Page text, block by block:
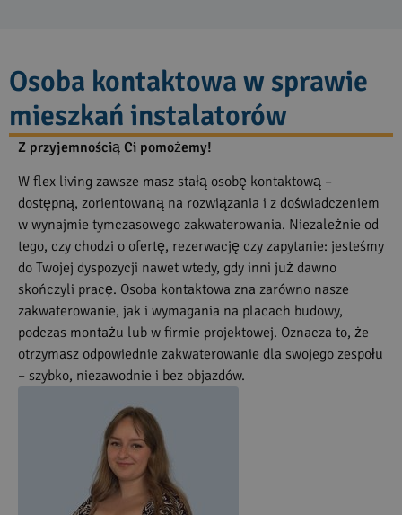
Osoba kontaktowa w sprawie
mieszkań instalatorów
Z przyjemnością Ci pomożemy!
W flex living zawsze masz stałą osobę kontaktową –
dostępną, zorientowaną na rozwiązania i z doświadczeniem
w wynajmie tymczasowego zakwaterowania. Niezależnie od
tego, czy chodzi o ofertę, rezerwację czy zapytanie: jesteśmy
do Twojej dyspozycji nawet wtedy, gdy inni już dawno
skończyli pracę. Osoba kontaktowa zna zarówno nasze
zakwaterowanie, jak i wymagania na placach budowy,
podczas montażu lub w firmie projektowej. Oznacza to, że
otrzymasz odpowiednie zakwaterowanie dla swojego zespołu
– szybko, niezawodnie i bez objazdów.